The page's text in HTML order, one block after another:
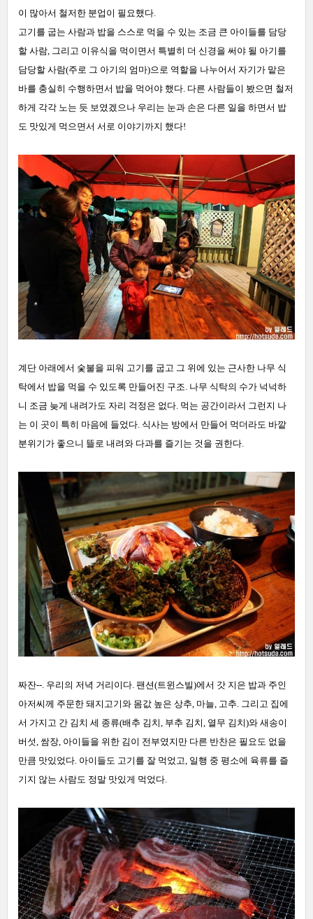
이 많아서 철저한 분업이 필요했다.
고기를 굽는 사람과 밥을 스스로 먹을 수 있는 조금 큰 아이들를 담당
할 사람, 그리고 이유식을 먹이면서 특별히 더 신경을 써야 될 아기를
담당할 사람(주로 그 아기의 엄마)으로 역할을 나누어서 자기가 맡은
바를 충실히 수행하면서 밥을 먹어야 했다. 다른 사람들이 봤으면 철저
하게 각각 노는 듯 보였겠으나 우리는 눈과 손은 다른 일을 하면서 밥
도 맛있게 먹으면서 서로 이야기까지 했다!
계단 아래에서 숯불을 피워 고기를 굽고 그 위에 있는 근사한 나무 식
탁에서 밥을 먹을 수 있도록 만들어진 구조. 나무 식탁의 수가 넉넉하
니 조금 늦게 내려가도 자리 걱정은 없다. 먹는 공간이라서 그런지 나
는 이 곳이 특히 마음에 들었다. 식사는 방에서 만들어 먹더라도 바깥
분위기가 좋으니 뜰로 내려와 다과를 즐기는 것을 권한다.
짜잔--. 우리의 저녁 거리이다. 팬션(트윈스빌)에서 갓 지은 밥과 주인
아저씨께 주문한 돼지고기와 몸값 높은 상추, 마늘, 고추. 그리고 집에
서 가지고 간 김치 세 종류(배추 김치, 부추 김치, 열무 김치)와 새송이
버섯, 쌈장, 아이들을 위한 김이 전부였지만 다른 반찬은 필요도 없을
만큼 맛있었다. 아이들도 고기를 잘 먹었고, 일행 중 평소에 육류를 즐
기지 않는 사람도 정말 맛있게 먹었다.